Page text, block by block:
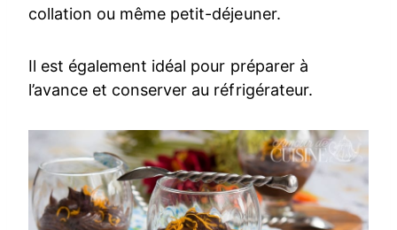
collation ou même petit-déjeuner.
Il est également idéal pour préparer à
l’avance et conserver au réfrigérateur.